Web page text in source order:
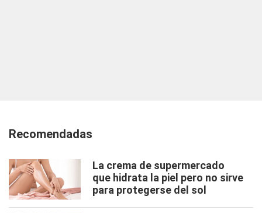
Recomendadas
La crema de supermercado
que hidrata la piel pero no sirve
para protegerse del sol